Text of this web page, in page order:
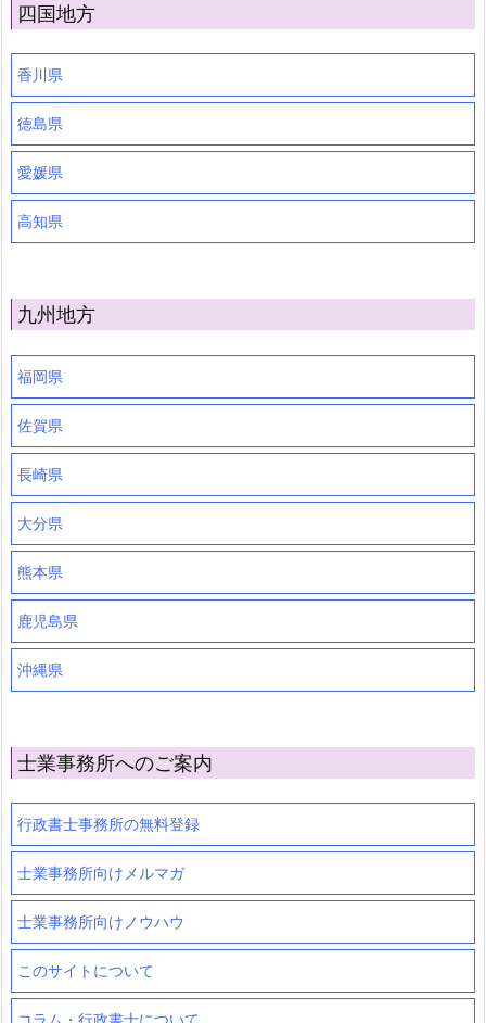
四国地方
香川県
徳島県
愛媛県
高知県
九州地方
福岡県
佐賀県
長崎県
大分県
熊本県
鹿児島県
沖縄県
士業事務所へのご案内
行政書士事務所の無料登録
士業事務所向けメルマガ
士業事務所向けノウハウ
このサイトについて
コラム・行政書士について